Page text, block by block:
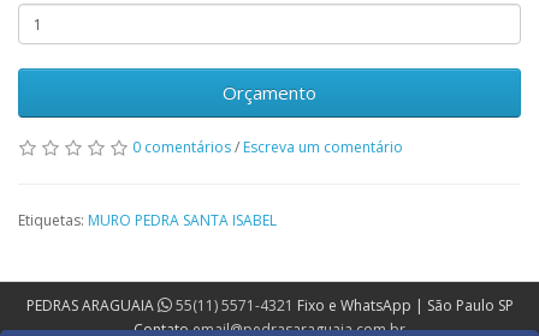
Orçamento
0 comentários/ Escreva um comentário
Etiquetas: MURO PEDRA SANTA ISABEL
PEDRAS ARAGUAIA 55(11) 5571-4321 Fixo e WhatsApp | São Paulo SP
Contatoemail@pedrasaraguaia.com.br